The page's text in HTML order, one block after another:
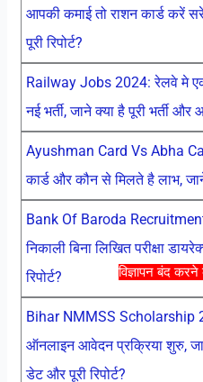
विज्ञापन बंद
आपकी कमाई तो राशन कार्ड करें
पूरी रिपोर्ट?
Railway Jobs 2024: रेलवे मे
नई भर्ती, जाने क्या है पूरी भर्ती
Ayushman Card Vs Abha
कार्ड और कौन से मिलते है लाभ, जाने
Bank Of Baroda
निकाली बिना लिखित परीक्षा
रिपोर्ट?
Bihar NMMSS Scholarship
ऑनलाइन आवेदन प्रक्रिया शुरु,
डेट और पूरी रिपोर्ट?